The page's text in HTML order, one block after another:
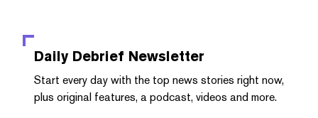
Daily Debrief Newsletter
Start every day with the top news stories right now,
plus original features, a podcast, videos and more.